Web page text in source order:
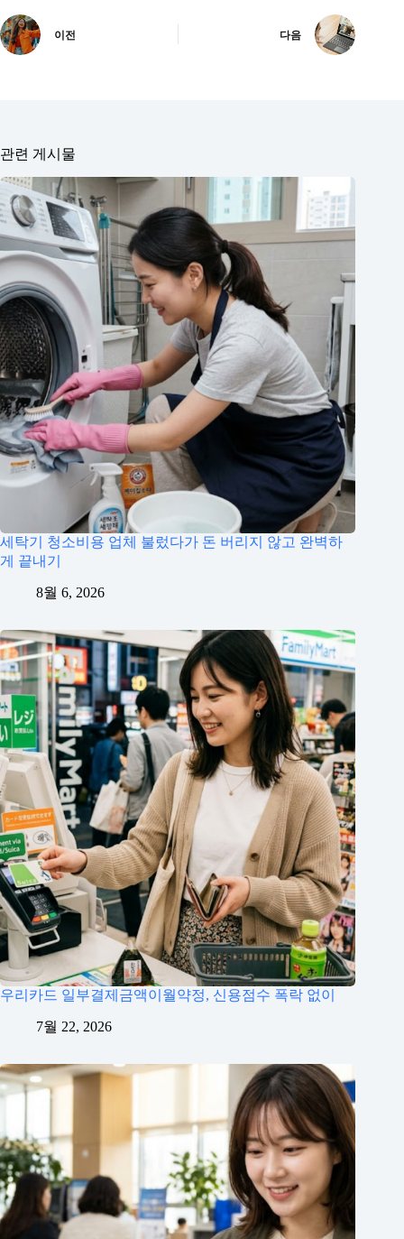
이전 다음
관련 게시물
세탁기 청소비용 업체 불렀다가 돈 버리지 않고 완벽하
게 끝내기
8월 6, 2026
우리카드 일부결제금액이월약정, 신용점수 폭락 없이
7월 22, 2026